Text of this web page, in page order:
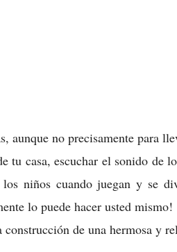
aunque no precisamente para
tu casa, escuchar el sonido de
niños cuando juegan y se
lo puede hacer usted mismo!
de una hermosa y